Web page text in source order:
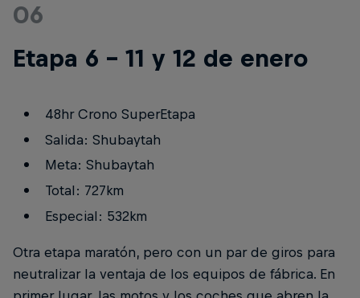
06
Etapa 6 - 11 y 12 de enero
48hr Crono SuperEtapa
Salida: Shubaytah
Meta: Shubaytah
Total: 727km
Especial: 532km
Otra etapa maratón, pero con un par de giros para
neutralizar la ventaja de los equipos de fábrica. En